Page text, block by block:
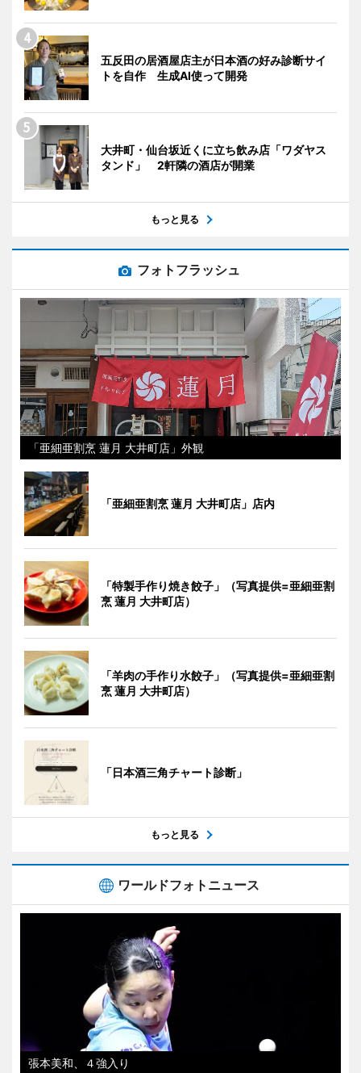
五反田の居酒屋店主が日本酒の好み診断サイ
トを自作 生成AI使って開発
大井町・仙台坂近くに立ち飲み店「ワダヤス
タンド」 2軒隣の酒店が開業
もっと見る
フォトフラッシュ
「亜細亜割烹 蓮月 大井町店」外観
「亜細亜割烹 蓮月 大井町店」店内
「特製手作り焼き餃子」（写真提供=亜細亜割
烹 蓮月 大井町店）
「羊肉の手作り水餃子」（写真提供=亜細亜割
烹 蓮月 大井町店）
「日本酒三角チャート診断」
もっと見る
ワールドフォトニュース
張本美和、４強入り